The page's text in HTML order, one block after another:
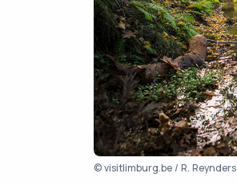
© visitlimburg.be / R. Reynders